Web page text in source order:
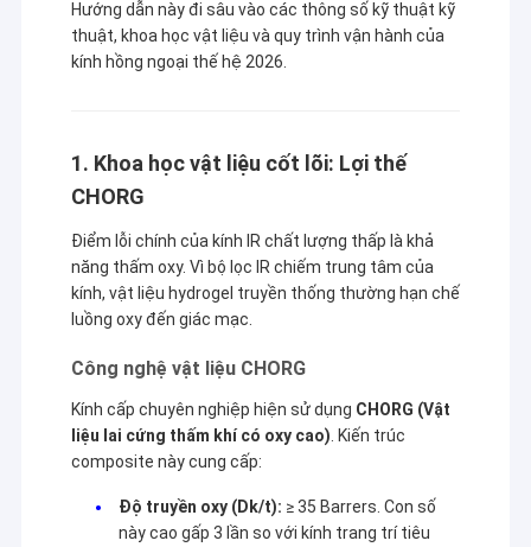
Hướng dẫn này đi sâu vào các thông số kỹ thuật kỹ
thuật, khoa học vật liệu và quy trình vận hành của
kính hồng ngoại thế hệ 2026.
1. Khoa học vật liệu cốt lõi: Lợi thế
CHORG
Điểm lỗi chính của kính IR chất lượng thấp là khả
năng thấm oxy. Vì bộ lọc IR chiếm trung tâm của
kính, vật liệu hydrogel truyền thống thường hạn chế
luồng oxy đến giác mạc.
Công nghệ vật liệu CHORG
Kính cấp chuyên nghiệp hiện sử dụng CHORG (Vật
liệu lai cứng thấm khí có oxy cao) . Kiến trúc
composite này cung cấp:
Độ truyền oxy (Dk/t): ≥ 35 Barrers. Con số
này cao gấp 3 lần so với kính trang trí tiêu